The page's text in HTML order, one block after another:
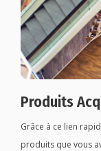
Produits
Grâce à ce lien
produits que vous